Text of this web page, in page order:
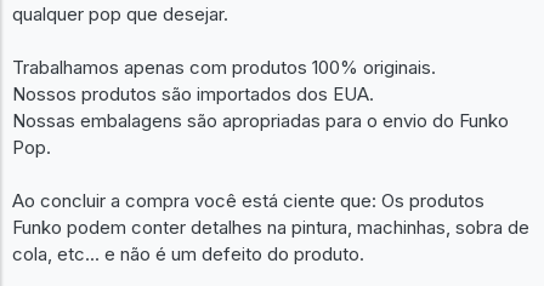
qualquer pop que desejar.
Trabalhamos apenas com produtos 100% originais.
Nossos produtos são importados dos EUA.
Nossas embalagens são apropriadas para o envio do Funko
Pop.
Ao concluir a compra você está ciente que: Os produtos
Funko podem conter detalhes na pintura, machinhas, sobra de
cola, etc... e não é um defeito do produto.